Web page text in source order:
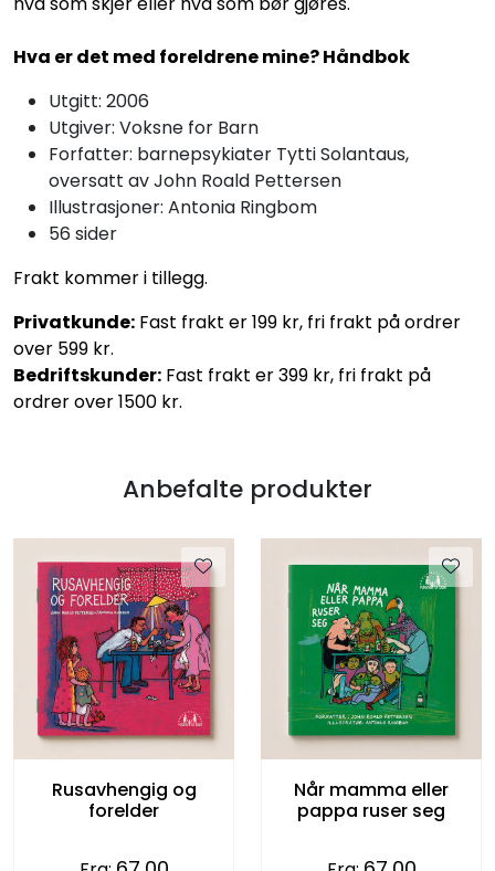
Hva er det med foreldrene mine? Håndbok
Utgitt: 2006
Utgiver: Voksne for Barn
Forfatter: barnepsykiater Tytti Solantaus,
oversatt av John Roald Pettersen
Illustrasjoner: Antonia Ringbom
56 sider
Frakt kommer i tillegg.
Privatkunde: Fast frakt er 199 kr, fri frakt på ordrer
over 599 kr.
Bedriftskunder: Fast frakt er 399 kr, fri frakt på
ordrer over 1500 kr.
Anbefalte produkter
Rusavhengig og
forelder
Når mamma eller
pappa ruser seg